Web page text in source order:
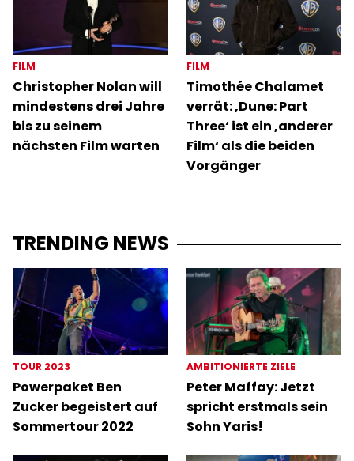
FILM
Christopher Nolan will
mindestens drei Jahre
bis zu seinem
nächsten Film warten
FILM
Timothée Chalamet
verrät: ‚Dune: Part
Three‘ ist ein ‚anderer
Film‘ als die beiden
Vorgänger
TRENDING NEWS
TOUR 2023
Powerpaket Ben
Zucker begeistert auf
Sommertour 2022
AMBITIONIERTE ZIELE
Peter Maffay: Jetzt
spricht erstmals sein
Sohn Yaris!